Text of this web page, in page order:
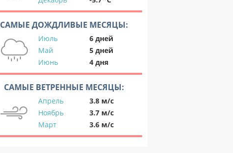
САМЫЕ ДОЖДЛИВЫЕ МЕСЯЦЫ:
Июль
6 дней
Май
5 дней
Июнь
4 дня
САМЫЕ ВЕТРЕННЫЕ МЕСЯЦЫ:
Апрель
3.8 м/с
Ноябрь
3.7 м/с
Март
3.6 м/с